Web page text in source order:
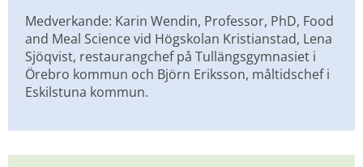
Medverkande: Karin Wendin, Professor, PhD, Food
and Meal Science vid Högskolan Kristianstad, Lena
Sjöqvist, restaurangchef på Tullängsgymnasiet i
Örebro kommun och Björn Eriksson, måltidschef i
Eskilstuna kommun.